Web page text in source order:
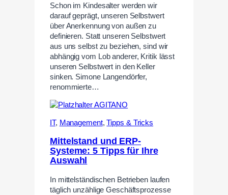
Schon im Kindesalter werden wir
darauf geprägt, unseren Selbstwert
über Anerkennung von außen zu
definieren. Statt unseren Selbstwert
aus uns selbst zu beziehen, sind wir
abhängig vom Lob anderer, Kritik lässt
unseren Selbstwert in den Keller
sinken. Simone Langendörfer,
renommierte…
IT, Management,Tipps & Tricks
Mittelstand und ERP-
Systeme: 5 Tipps für Ihre
Auswahl
In mittelständischen Betrieben laufen
täglich unzählige Geschäftsprozesse